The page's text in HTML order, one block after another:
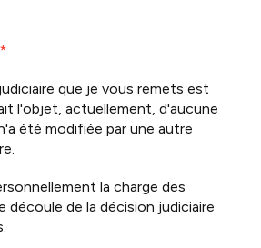
*
que je vous remets est
l'objet, actuellement, d'aucune
été modifiée par une autre
la charge des
découle de la décision judiciaire